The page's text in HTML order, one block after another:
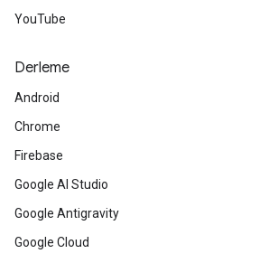
YouTube
Derleme
Android
Chrome
Firebase
Google AI Studio
Google Antigravity
Google Cloud